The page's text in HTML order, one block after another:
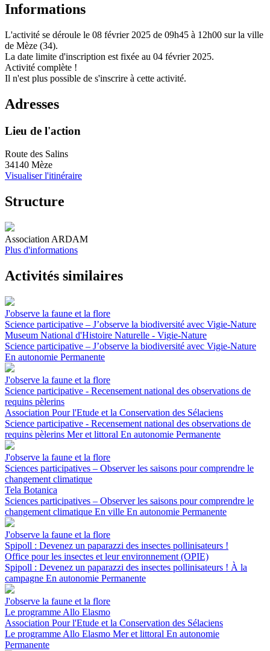
Informations
L'activité se déroule le 08 février 2025 de 09h45 à 12h00 sur la ville
de Mèze (34).
La date limite d'inscription est fixée au 04 février 2025.
Activité complète !
Il n'est plus possible de s'inscrire à cette activité.
Adresses
Lieu de l'action
Route des Salins
34140 Mèze
Visualiser l'itinéraire
Structure
Association ARDAM
Plus d'informations
Activités similaires
J'observe la faune et la flore
Science participative – J’observe la biodiversité avec Vigie-Nature
Museum National d'Histoire Naturelle - Vigie-Nature
Science participative – J’observe la biodiversité avec Vigie-Nature
En autonomie Permanente
J'observe la faune et la flore
Science participative - Recensement national des observations de
requins pèlerins
Association Pour l'Etude et la Conservation des Sélaciens
Science participative - Recensement national des observations de
requins pèlerins Mer et littoral En autonomie Permanente
J'observe la faune et la flore
Sciences participatives – Observer les saisons pour comprendre le
changement climatique
Tela Botanica
Sciences participatives – Observer les saisons pour comprendre le
changement climatique En ville En autonomie Permanente
J'observe la faune et la flore
Spipoll : Devenez un paparazzi des insectes pollinisateurs !
Office pour les insectes et leur environnement (OPIE)
Spipoll : Devenez un paparazzi des insectes pollinisateurs ! À la
campagne En autonomie Permanente
J'observe la faune et la flore
Le programme Allo Elasmo
Association Pour l'Etude et la Conservation des Sélaciens
Le programme Allo Elasmo Mer et littoral En autonomie
Permanente